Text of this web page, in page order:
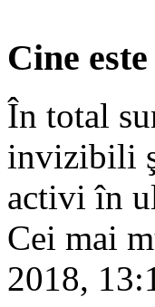
Cine
În total
invizibili
activi în
Cei mai
2018,